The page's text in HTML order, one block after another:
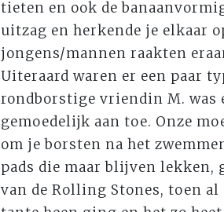
tieten en ook de
uitzag en herkende je elkaar
jongens/mannen raakten
Uiteraard waren er een paar
rondborstige vriendin M. was
gemoedelijk aan toe. Onze
om je borsten na het
pads die maar blijven lekken,
van de Rolling Stones, toen